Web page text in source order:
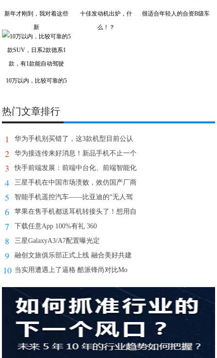
新年才刚到，我对着这些
新
十佳发动机出炉，什
么！？
很适合年轻人的合资B级车
10万以内，比较可靠的5
热门文章排行
1 华为手机别买错了，这3款机型目前公认
2 华为接连传来好消息！新品手机不止一个
3 快手前端发展：前端中台化、前端智能化
4 三星手机在中国市场溃败，效仿国产厂商
5 智能手机遥控汽车——比亚迪的“无人驾
6 苹果在售手机都送耳机转接头了！想用自
7 下载任意App 100%有礼 360
8 三星GalaxyA3/A7配置曝光定
9 融创文旅俱乐部正式上线 融合美好共建
10 当实用遭遇上了逼格 酷派锋尚对比Mo